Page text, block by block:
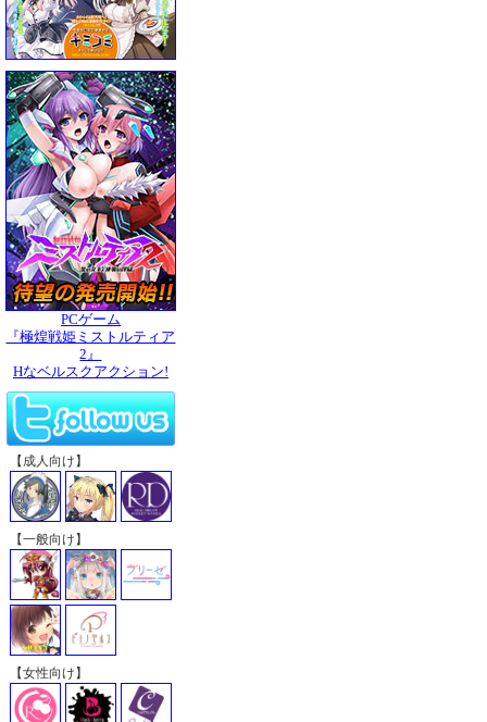
PCゲーム
『極煌戦姫ミストルティア
2』
Hなベルスクアクション!
【成人向け】
【一般向け】
【女性向け】